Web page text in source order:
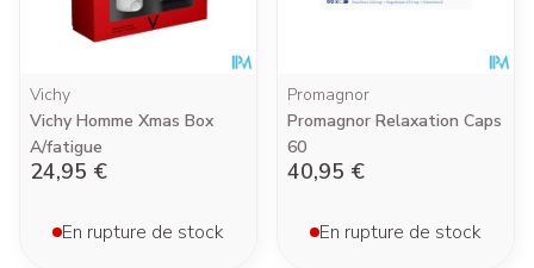
Vichy
Vichy Homme Xmas Box
A/fatigue
24,95 €
En rupture de stock
Promagnor
Promagnor Relaxation Caps
60
40,95 €
En rupture de stock